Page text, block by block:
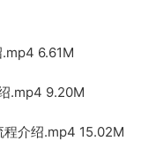
6.61M
.mp4 9.20M
介绍.mp4 15.02M